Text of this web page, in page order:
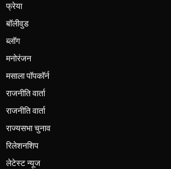
फ्रेया
बॉलीवुड
ब्लॉग
मनोरंजन
मसाला पॉपकॉर्न
राजनीति वार्ता
राजनीति वार्ता
राज्यसभा चुनाव
रिलेशनशिप
लेटेस्ट न्यूज